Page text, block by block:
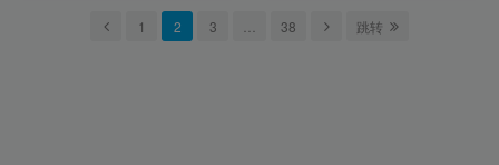
1 2 3 38 跳转